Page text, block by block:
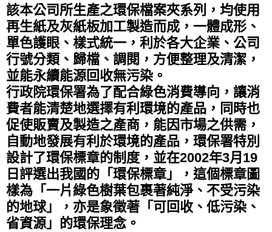
該本公司所生產之環保檔案夾系列，均使用
再生紙及灰紙板加工製造而成，一體成形、
單色護眼、樣式統一，利於各大企業、公司
行號分類、歸檔、調閱，方便整理及清潔，
並能永續能源回收無污染。
行政院環保署為了配合綠色消費導向，讓消
費者能清楚地選擇有利環境的產品，同時也
促使販賣及製造之產商，能因市場之供需，
自動地發展有利於環境的產品，環保署特別
設計了環保標章的制度，並在2002年3月19
日評選出我國的「環保標章」，這個標章圖
樣為「一片綠色樹葉包裹著純淨、不受污染
的地球」，亦是象徵著「可回收、低污染、
省資源」的環保理念。